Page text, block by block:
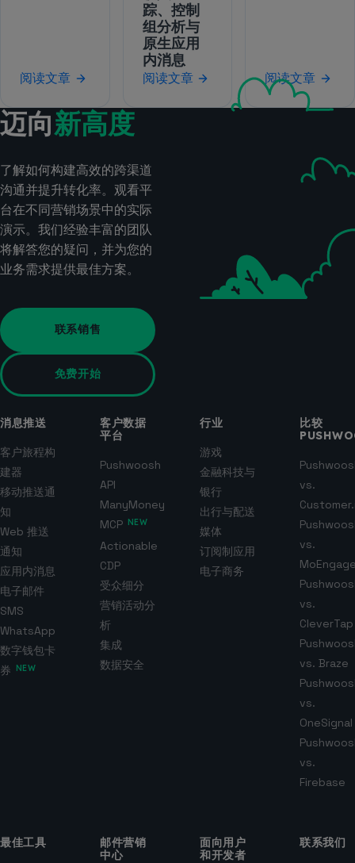
阅读文章
踪、控制
组分析与
原生应用
内消息
阅读文章 阅读文章
迈向新高度
了解如何构建高效的跨渠道
沟通并提升转化率。观看平
台在不同营销场景中的实际
演示。我们经验丰富的团队
将解答您的疑问，并为您的
业务需求提供最佳方案。
联系销售
免费开始
消息推送
客户旅程构
建器
移动推送通
知
Web 推送
通知
应用内消息
电子邮件
SMS
WhatsApp
数字钱包卡
券
NEW
客户数据
平台
Pushwoosh
API
ManyMoney
MCP NEW
Actionable
CDP
受众细分
营销活动分
析
集成
数据安全
行业
游戏
金融科技与
银行
出行与配送
媒体
订阅制应用
电子商务
比较
vs.
vs.
vs.
CleverTap
vs. Braze
vs.
OneSignal
vs.
Firebase
最佳工具
邮件营销
中心
面向用户
和开发者
联系我们